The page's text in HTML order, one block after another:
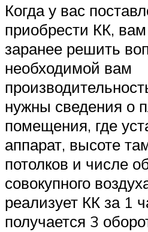
Когда у вас
приобрести КК, вам
заранее решить
необходимой вам
нужны сведения о
помещения, где
аппарат, высоте
потолков и числе
совокупного
реализует КК за 1
получается 3